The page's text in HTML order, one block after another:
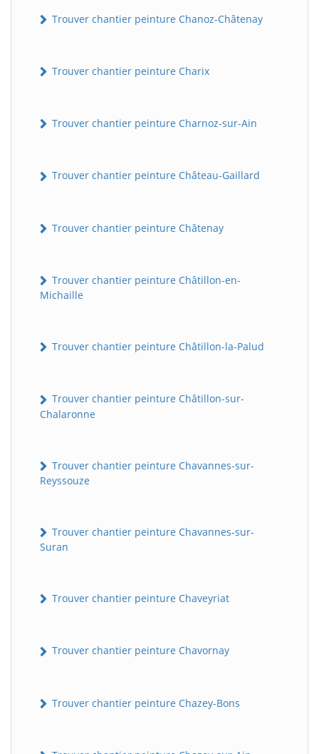
Trouver chantier peinture Chanoz-Châtenay
Trouver chantier peinture Charix
Trouver chantier peinture Charnoz-sur-Ain
Trouver chantier peinture Château-Gaillard
Trouver chantier peinture Châtenay
Trouver chantier peinture Châtillon-en-
Michaille
Trouver chantier peinture Châtillon-la-Palud
Trouver chantier peinture Châtillon-sur-
Chalaronne
Trouver chantier peinture Chavannes-sur-
Reyssouze
Trouver chantier peinture Chavannes-sur-
Suran
Trouver chantier peinture Chaveyriat
Trouver chantier peinture Chavornay
Trouver chantier peinture Chazey-Bons